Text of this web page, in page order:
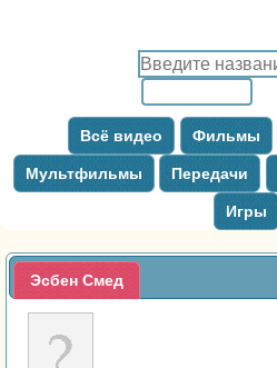
Всё видео Фильмы
Мультфильмы Передачи
Игры
Эсбен Смед